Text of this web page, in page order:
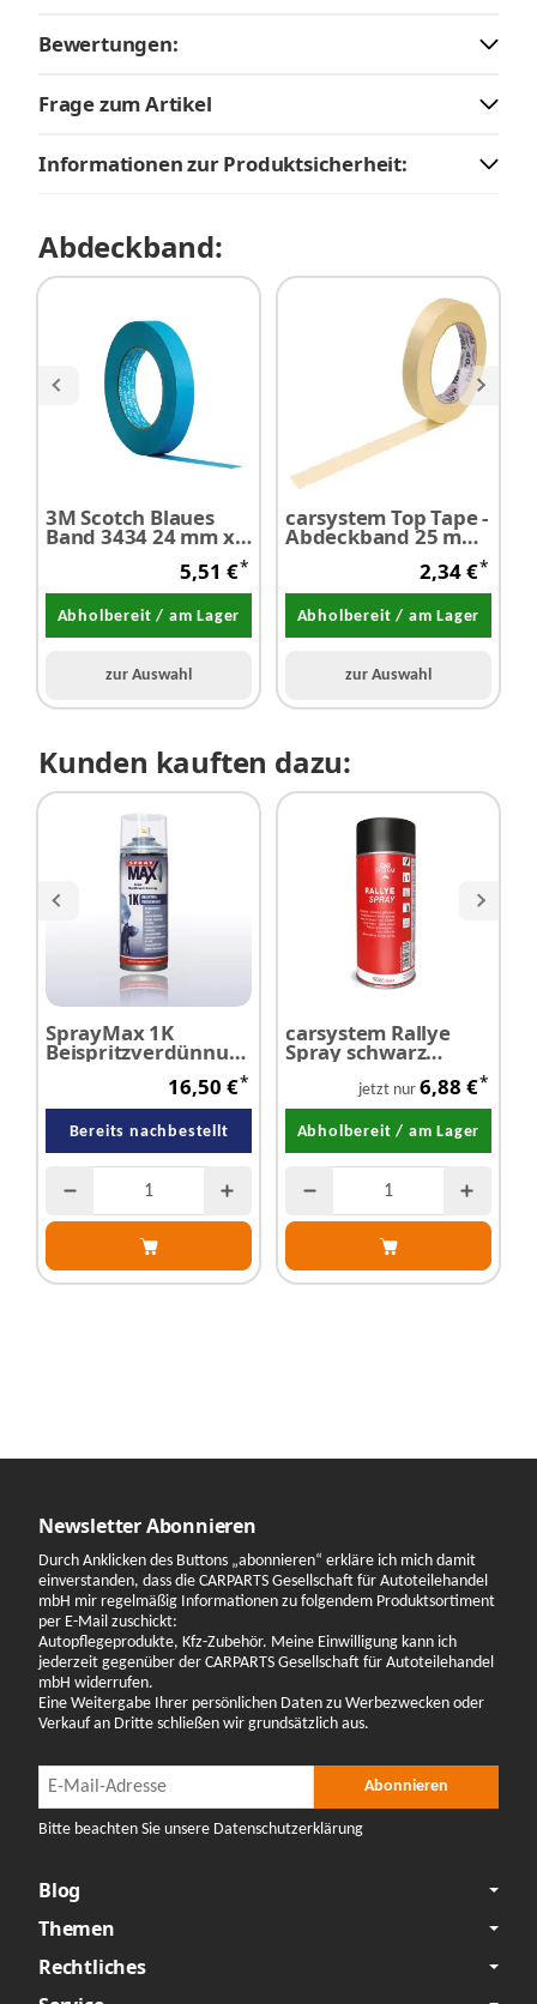
Bewertungen:
Frage zum Artikel
Informationen zur Produktsicherheit:
Abdeckband:
3M Scotch Blaues
Band 3434 24 mm x
5,51 €*
Abholbereit / am Lager
zur Auswahl
carsystem Top Tape -
Abdeckband 25 mm
2,34 €*
Abholbereit / am Lager
zur Auswahl
Kunden kauften dazu:
SprayMax 1K
Beispritzverdünnung
400 ml
16,50 €*
Bereits nachbestellt
carsystem Rallye
Spray schwarz
glänzend 400 ml
jetzt nur 6,88 €*
Abholbereit / am Lager
Newsletter Abonnieren
Durch Anklicken des Buttons „abonnieren“ erkläre ich mich damit
einverstanden, dass die CARPARTS Gesellschaft für Autoteilehandel
mbH mir regelmäßig Informationen zu folgendem Produktsortiment
per E-Mail zuschickt:
Autopflegeprodukte, Kfz-Zubehör. Meine Einwilligung kann ich
jederzeit gegenüber der CARPARTS Gesellschaft für Autoteilehandel
mbH widerrufen.
Eine Weitergabe Ihrer persönlichen Daten zu Werbezwecken oder
Verkauf an Dritte schließen wir grundsätzlich aus.
Newsletter Abonnieren Abonnieren
Bitte beachten Sie unsere Datenschutzerklärung
Blog
Themen
Rechtliches